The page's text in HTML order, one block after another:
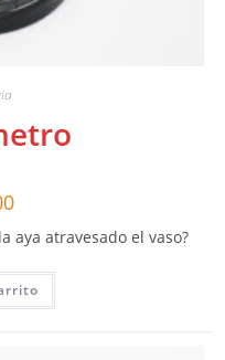
aya atravesado el vaso?